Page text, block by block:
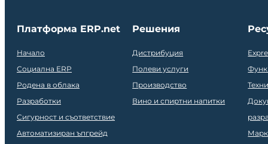
Платформа ERP.net
Начало
Социална ERP
Родена в облака
Разработки
Сигурност и съответствие
Автоматизиран ъпгрейд
Решения
Дистрибуция
Полеви услуги
Производство
Вино и спиртни напитки